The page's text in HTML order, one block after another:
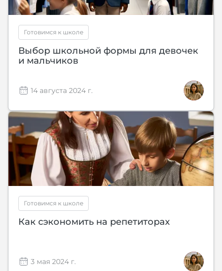
Готовимся к школе
Выбор школьной формы для девочек
и мальчиков
14 августа 2024 г.
Готовимся к школе
Как сэкономить на репетиторах
3 мая 2024 г.